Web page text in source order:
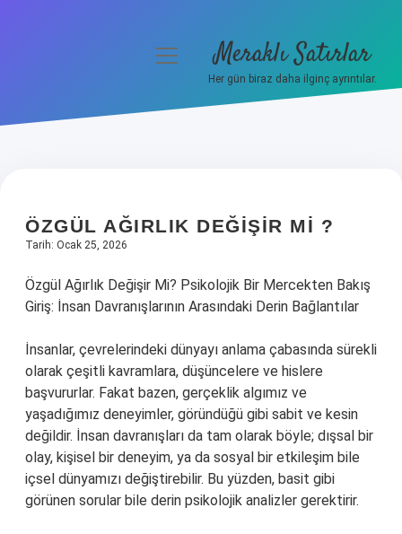
Hakkımızda
menüyü
Meraklı Satırlar
Her gün biraz daha ilginç ayrıntılar.
ÖZGÜL AĞIRLIK DEĞIŞIR MI ?
Tarih: Ocak 25, 2026
Özgül Ağırlık Değişir Mi? Psikolojik Bir Mercekten Bakış
Giriş: İnsan Davranışlarının Arasındaki Derin Bağlantılar
İnsanlar, çevrelerindeki dünyayı anlama çabasında sürekli
olarak çeşitli kavramlara, düşüncelere ve hislere
başvururlar. Fakat bazen, gerçeklik algımız ve
yaşadığımız deneyimler, göründüğü gibi sabit ve kesin
değildir. İnsan davranışları da tam olarak böyle; dışsal bir
olay, kişisel bir deneyim, ya da sosyal bir etkileşim bile
içsel dünyamızı değiştirebilir. Bu yüzden, basit gibi
görünen sorular bile derin psikolojik analizler gerektirir.